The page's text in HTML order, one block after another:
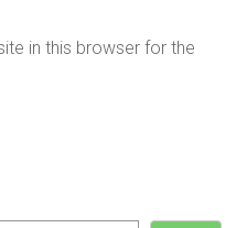
in this browser for the